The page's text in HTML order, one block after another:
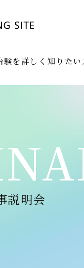
験を詳しく知りたい
説明会